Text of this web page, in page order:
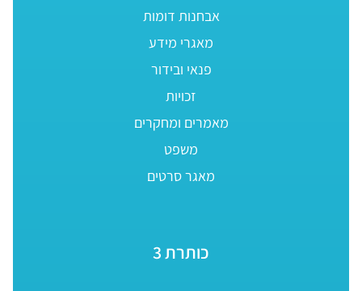
אבחנות דומות
מאגרי מידע
פנאי ובידור
זכויות
מאמרים ומחקרים
משפט
מאגר סרטים
כותרת 3